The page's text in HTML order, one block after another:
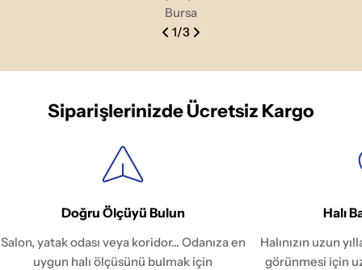
Bursa
1/3
Siparişlerinizde Ücretsiz Kargo
Doğru Ölçüyü Bulun
Salon, yatak odası veya koridor... Odanıza en
uygun halı ölçüsünü bulmak için
Halı
Halınızın uzun
görünmesi için